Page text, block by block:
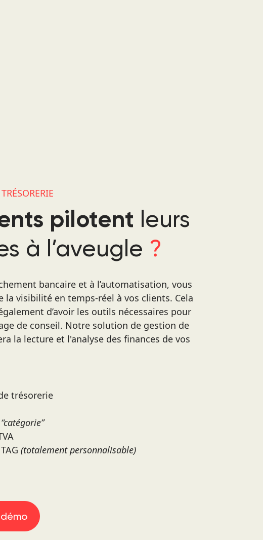
pilotent leurs
à l’aveugle ?
bancaire et à l’automatisation, vous
la visibilité en temps-réel à vos clients. Cela
d’avoir les outils nécessaires pour
de conseil. Notre solution de gestion de
la lecture et l'analyse des finances de vos
trésorerie
“catégorie”
(totalement personnalisable)